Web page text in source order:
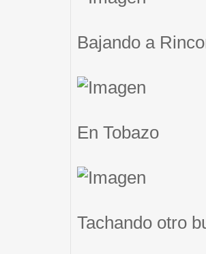
Bajando a
En Tobazo
Tachando otro